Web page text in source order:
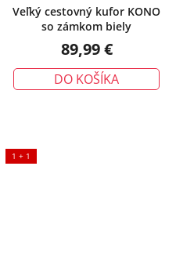
Veľký cestovný kufor KONO
so zámkom biely
89,99 €
DO KOŠÍKA
1 + 1